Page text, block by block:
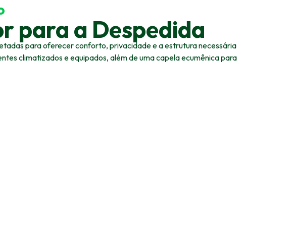
para a Despedida
para oferecer conforto, privacidade e a estrutura necessária
climatizados e equipados, além de uma capela ecumênica para